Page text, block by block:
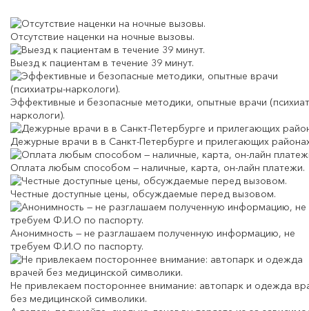
Отсутствие наценки на ночные вызовы.
Выезд к пациентам в течение 39 минут.
Эффективные и безопасные методики, опытные врачи
наркологи).
Дежурные врачи в в Санкт-Петербурге и прилегающих
Оплата любым способом — наличные, карта, он-лайн платежи.
Честные доступные цены, обсуждаемые перед вызовом.
Анонимность — не разглашаем полученную информацию, не
требуем Ф.И.О по паспорту.
Не привлекаем постороннее внимание: автопарк и одежда
без медицинской символики.